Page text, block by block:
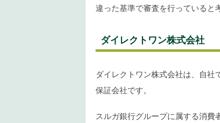
違った基準で審査を行っていると
ダイレクトワン株式会社
ダイレクトワン株式会社は、自社
保証会社です。
スルガ銀行グループに属する消費